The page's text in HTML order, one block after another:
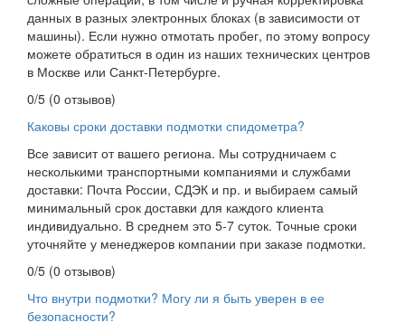
данных в разных электронных блоках (в зависимости от
машины). Если нужно отмотать пробег, по этому вопросу
можете обратиться в один из наших технических центров
в Москве или Санкт-Петербурге.
0/5 (0 отзывов)
Каковы сроки доставки подмотки спидометра?
Все зависит от вашего региона. Мы сотрудничаем с
несколькими транспортными компаниями и службами
доставки: Почта России, СДЭК и пр. и выбираем самый
минимальный срок доставки для каждого клиента
индивидуально. В среднем это 5-7 суток. Точные сроки
уточняйте у менеджеров компании при заказе подмотки.
0/5 (0 отзывов)
Что внутри подмотки? Могу ли я быть уверен в ее
безопасности?